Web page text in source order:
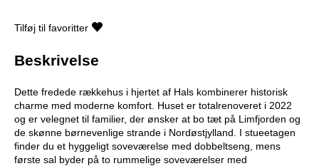
Tilføj til favoritter
Beskrivelse
Dette fredede rækkehus i hjertet af Hals kombinerer historisk
charme med moderne komfort. Huset er totalrenoveret i 2022
og er velegnet til familier, der ønsker at bo tæt på Limfjorden og
de skønne børnevenlige strande i Nordøstjylland. I stueetagen
finder du et hyggeligt soveværelse med dobbeltseng, mens
første sal byder på to rummelige soveværelser med